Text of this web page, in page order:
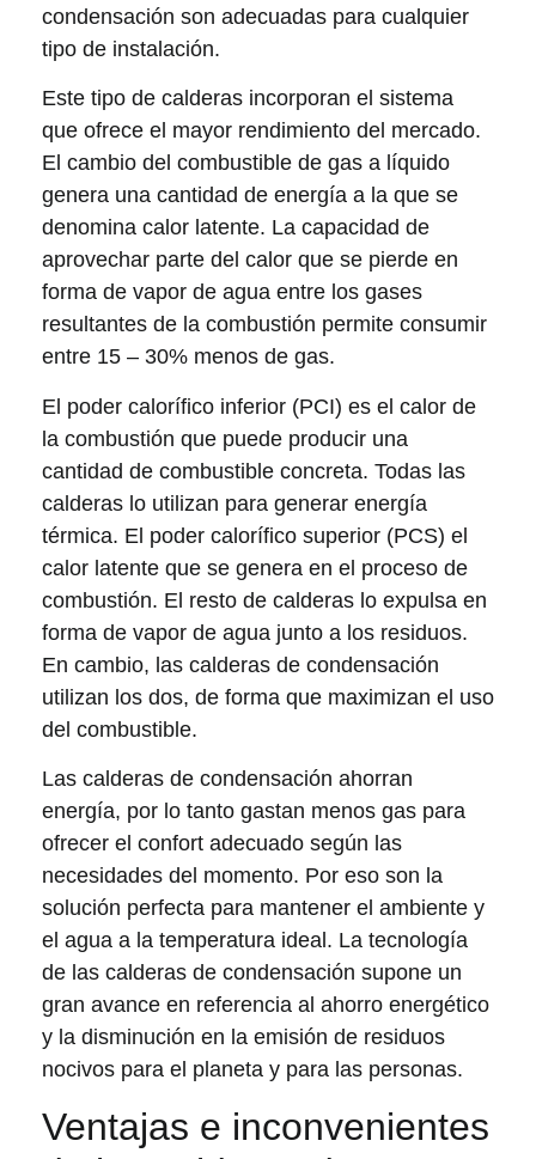
condensación son adecuadas para cualquier
tipo de instalación.
Este tipo de calderas incorporan el sistema
que ofrece el mayor rendimiento del mercado.
El cambio del combustible de gas a líquido
genera una cantidad de energía a la que se
denomina calor latente. La capacidad de
aprovechar parte del calor que se pierde en
forma de vapor de agua entre los gases
resultantes de la combustión permite consumir
entre 15 – 30% menos de gas.
El poder calorífico inferior (PCI) es el calor de
la combustión que puede producir una
cantidad de combustible concreta. Todas las
calderas lo utilizan para generar energía
térmica. El poder calorífico superior (PCS) el
calor latente que se genera en el proceso de
combustión. El resto de calderas lo expulsa en
forma de vapor de agua junto a los residuos.
En cambio, las calderas de condensación
utilizan los dos, de forma que maximizan el uso
del combustible.
Las calderas de condensación ahorran
energía, por lo tanto gastan menos gas para
ofrecer el confort adecuado según las
necesidades del momento. Por eso son la
solución perfecta para mantener el ambiente y
el agua a la temperatura ideal. La tecnología
de las calderas de condensación supone un
gran avance en referencia al ahorro energético
y la disminución en la emisión de residuos
nocivos para el planeta y para las personas.
Ventajas e inconvenientes